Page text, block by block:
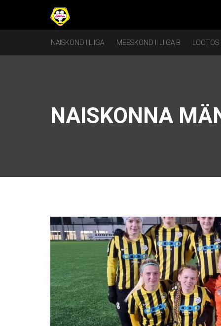
NAISKOND I LIIGA MEESKOND II LIIGA B
NAISKONNA